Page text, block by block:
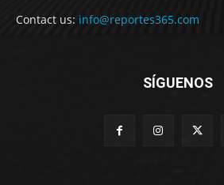
Contact us: info@reportes365.com
SÍGUENOS